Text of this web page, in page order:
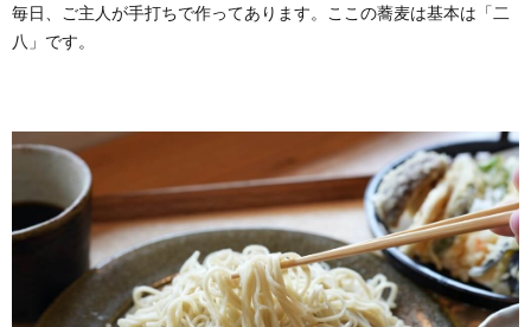
毎日、ご主人が手打ちで作ってあります。ここの蕎麦は基本は「二
八」です。